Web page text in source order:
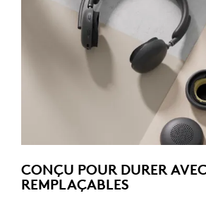
CONÇU POUR DURER
REMPLAÇABLES